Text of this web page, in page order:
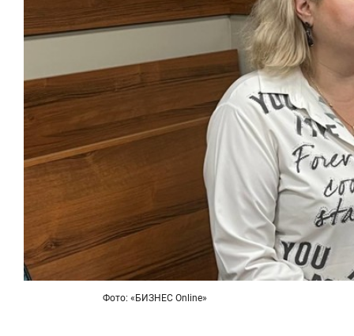
Фото: «БИЗНЕС Online»